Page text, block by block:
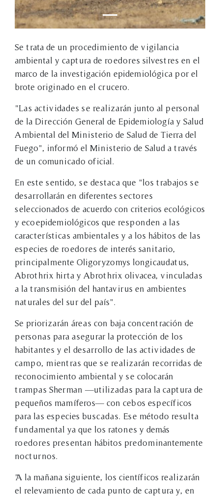
Se trata de un procedimiento de vigilancia
ambiental y captura de roedores silvestres en el
marco de la investigación epidemiológica por el
brote originado en el crucero.
"Las actividades se realizarán junto al personal
de la Dirección General de Epidemiología y Salud
Ambiental del Ministerio de Salud de Tierra del
Fuego", informó el Ministerio de Salud a través
de un comunicado oficial.
En este sentido, se destaca que "los trabajos se
desarrollarán en diferentes sectores
seleccionados de acuerdo con criterios ecológicos
y ecoepidemiológicos que responden a las
características ambientales y a los hábitos de las
especies de roedores de interés sanitario,
principalmente Oligoryzomys longicaudatus,
Abrothrix hirta y Abrothrix olivacea, vinculadas
a la transmisión del hantavirus en ambientes
naturales del sur del país".
Se priorizarán áreas con baja concentración de
personas para asegurar la protección de los
habitantes y el desarrollo de las actividades de
campo, mientras que se realizarán recorridas de
reconocimiento ambiental y se colocarán
trampas Sherman —utilizadas para la captura de
pequeños mamíferos— con cebos específicos
para las especies buscadas. Ese método resulta
fundamental ya que los ratones y demás
roedores presentan hábitos predominantemente
nocturnos.
"A la mañana siguiente, los científicos realizarán
el relevamiento de cada punto de captura y, en